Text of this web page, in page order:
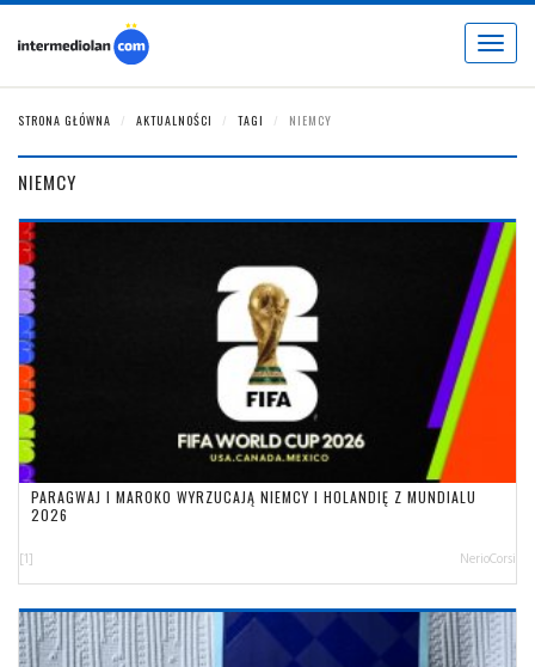
Toggle
STRONA GŁÓWNA AKTUALNOŚCI TAGI NIEMCY
NIEMCY
PARAGWAJ I MAROKO WYRZUCAJĄ NIEMCY I HOLANDIĘ Z MUNDIALU
2026
[1] NerioCorsi